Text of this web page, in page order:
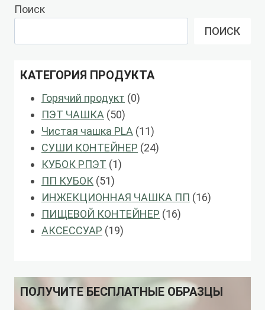
Поиск
ПОИСК
КАТЕГОРИЯ ПРОДУКТА
Горячий продукт 00
ПЭТ ЧАШКА 5050
продукты
Чистая чашка PLA 1111
продукты
СУШИ КОНТЕЙНЕР 2424
КУБОК РПЭТ 11
ПП КУБОК 5151
продукты
ИНЖЕКЦИОННАЯ ЧАШКА ПП 1616
ПИЩЕВОЙ КОНТЕЙНЕР 1616
АКСЕССУАР 1919
ПОЛУЧИТЕ БЕСПЛАТНЫЕ ОБРАЗЦЫ